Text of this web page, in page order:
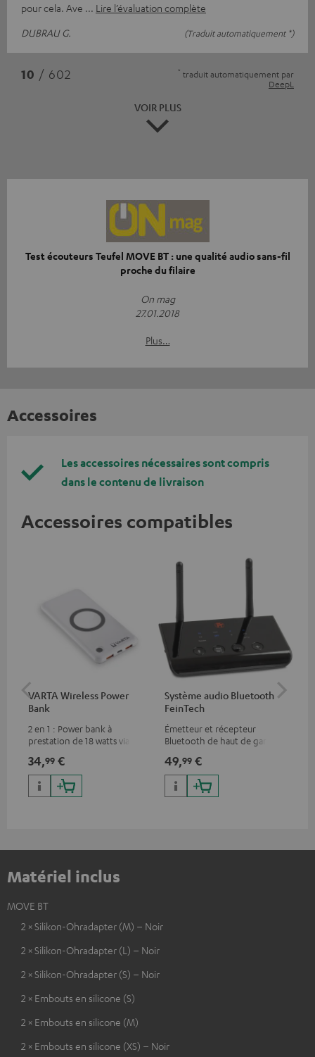
pour cela. Ave
Lire l’évaluation complète
DUBRAU G.
(Traduit automatiquement *)
10 / 602 * traduit automatiquement par
DeepL
VOIR PLUS
Test écouteurs Teufel MOVE BT : une qualité audio sans-fil
proche du filaire
On mag
27.01.2018
Plus…
Accessoires
Les accessoires nécessaires sont compris
dans le contenu de livraison
Accessoires compatibles
VARTA Wireless Power
Bank
2 en 1 : Power bank à
prestation de 18 watts via USB
jusqu’à 10 watts
34,99 €
Système audio Bluetooth
FeinTech
Émetteur et récepteur
Bluetooth de haut de gamme,
casques ou systèmes complets
Bluetooth et barres de son
Teufel
49,99 €
Matériel inclus
MOVE BT
2 × Silikon-Ohradapter (M) – Noir
2 × Silikon-Ohradapter (L) – Noir
2 × Silikon-Ohradapter (S) – Noir
2 × Embouts en silicone (S)
2 × Embouts en silicone (M)
2 × Embouts en silicone (XS) – Noir